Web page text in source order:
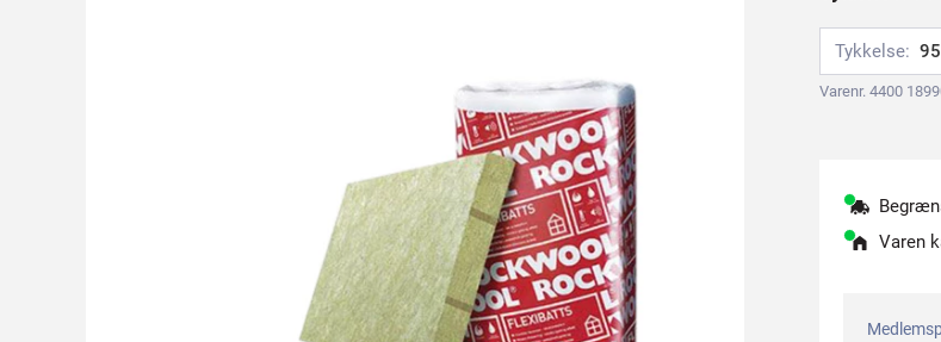
Tykkelse:
Varenr. 4400
Varen